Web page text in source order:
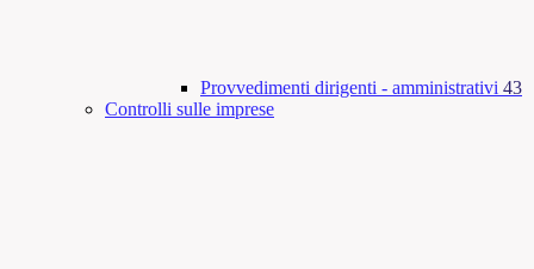
Provvedimenti dirigenti - amministrativi 43
Controlli sulle imprese